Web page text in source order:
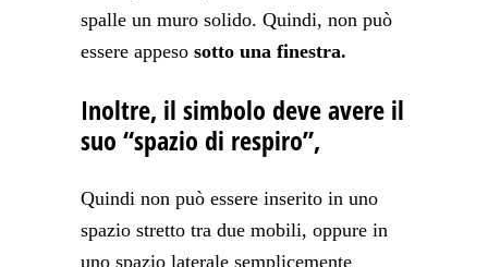
spalle un muro solido. Quindi, non può
essere appeso sotto una finestra.
Inoltre, il simbolo deve avere il
suo “spazio di respiro”,
Quindi non può essere inserito in uno
spazio stretto tra due mobili, oppure in
uno spazio laterale semplicemente